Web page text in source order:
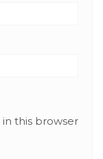
this browser